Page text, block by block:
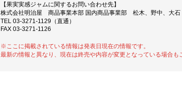
【果実実感ジャムに関するお問い合わせ先】
株式会社明治屋 商品事業本部 国内商品事業部 松木、野中、大石
TEL 03-3271-1129（直通）
FAX 03-3271-1126
※ここに掲載されている情報は発表日現在の情報です。
最新の情報と異なり、現在は終売や内容が変更となっている場合も